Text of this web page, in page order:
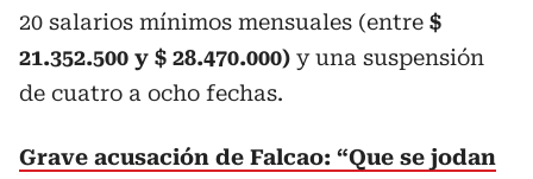
20 salarios mínimos mensuales (entre $
21.352.500 y $ 28.470.000) y una suspensión
de cuatro a ocho fechas.
Grave acusación de Falcao: “Que se jodan